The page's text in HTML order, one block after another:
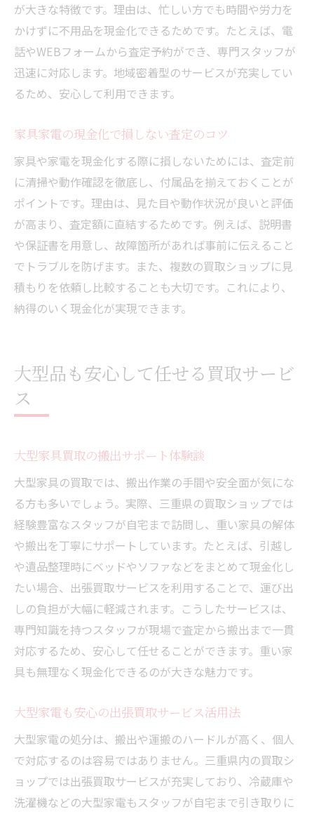
が大きな特徴です。理由は、忙しい方でも時間や労力を
かけずに不用品を現金化できるためです。たとえば、電
話やWEBフォームから査定予約ができ、専門スタッフが
迅速に対応します。地域密着型のサービスが充実してい
るため、安心して利用できます。
家具家電の現金化で損しない査定のコツ
家具や家電を現金化する際に損しないためには、査定前
に清掃や動作確認を徹底し、付属品を揃えておくことが
ポイントです。理由は、見た目や動作状況が良いと評価
が高まり、査定額に直結するためです。例えば、説明書
や保証書を用意し、故障箇所があれば事前に伝えること
でトラブルを防げます。また、複数の買取ショップに見
積もりを依頼し比較することも大切です。これにより、
納得のいく現金化が実現できます。
大型品も安心して任せる買取サービ
ス
大型家具買取の搬出サポート体験談
大型家具の買取では、搬出作業の手間や安全面が気にな
る方も多いでしょう。実際、三重県の買取ショップでは
経験豊富なスタッフが自宅まで訪問し、重い家具の解体
や搬出を丁寧にサポートしています。たとえば、引越し
や遺品整理時にベッドやソファなどをまとめて現金化し
たい場合、出張買取サービスを利用することで、運び出
しの負担が大幅に軽減されます。こうしたサービスは、
専門知識を持つスタッフが現場で査定から搬出まで一貫
対応するため、安心して任せることができます。重い家
具も無理なく現金化できるのが大きな魅力です。
大型家電も安心の出張買取サービス活用法
大型家電の処分は、搬出や運搬のハードルが高く、個人
で対応するのは容易ではありません。三重県内の買取シ
ョップでは出張買取サービスが充実しており、冷蔵庫や
洗濯機などの大型家電もスタッフが自宅まで引き取りに